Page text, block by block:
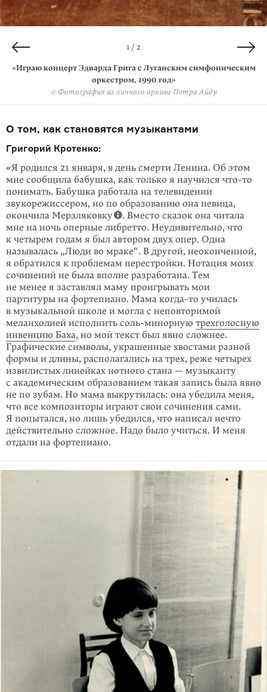
1 / 2
«Играю концерт Эдварда Грига с Луганским симфоническим
оркестром, 1990 год»
© Фотография из личного архива Петра Айду
2 / 2
«Играю концерт Эдварда Грига с Луганским симфоническим
оркестром, 1990 год»
© Фотография из личного архива Петра Айду
О том, как становятся музыкантами
Григорий Кротенко:
«Я родился 21 января, в день смерти Ленина. Об этом
мне сообщила бабушка, как только я научился что-то
понимать. Бабушка работала на телевидении
звукорежиссером, но по образованию она певица,
окончила Мерзляковку
. Вместо сказок она читала
мне на ночь оперные либретто. Неудивительно, что
к четырем годам я был автором двух опер. Одна
называлась „Люди во мраке“. В другой, неоконченной,
я обратился к проблемам перестройки. Нотация моих
сочинений не была вполне разработана. Тем
не менее я заставлял маму проигрывать мои
партитуры на фортепиано. Мама когда-то училась
в музыкальной школе и могла с неповторимой
меланхолией исполнить соль-минорную трехголосную
инвенцию Баха, но мой текст был явно сложнее.
Графические символы, украшенные хвостами разной
формы и длины, располагались на трех, реже четырех
извилистых линейках нотного стана — музыканту
с академическим образованием такая запись была явно
не по зубам. Но мама выкрутилась: она убедила меня,
что все композиторы играют свои сочинения сами.
Я попытался, но лишь убедился, что написал нечто
действительно сложное. Надо было учиться. И меня
отдали на фортепиано.